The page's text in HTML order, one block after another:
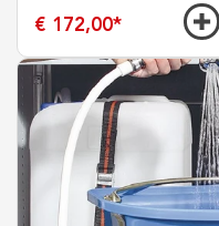
€ 172,00*